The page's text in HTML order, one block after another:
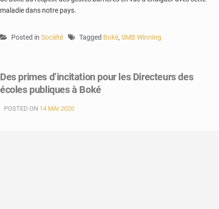
maladie dans notre pays.
Posted in Société Tagged Boké, SMB Winning
Des primes d’incitation pour les Directeurs des
écoles publiques à Boké
POSTED ON 14 MAI 2020